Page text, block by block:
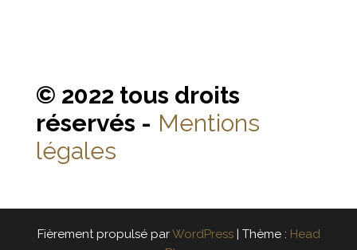
© 2022 tous droits
réservés - Mentions
légales
Fièrement propulsé parWordPress | Thème : Head